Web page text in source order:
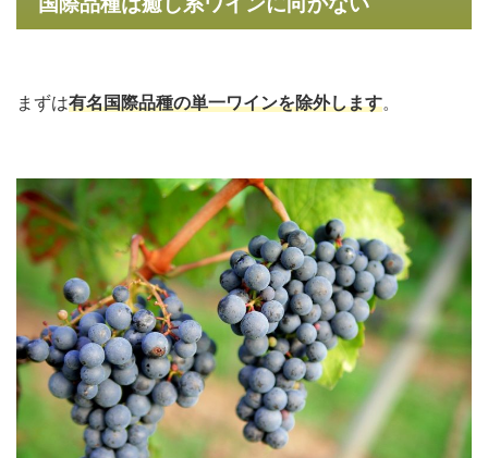
まずは有名国際品種の単一ワインを除外します。